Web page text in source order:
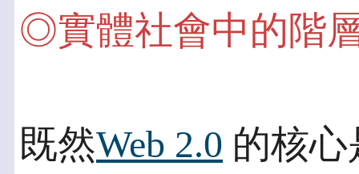
◎實體社會中的階
既然Web 2.0 的核心